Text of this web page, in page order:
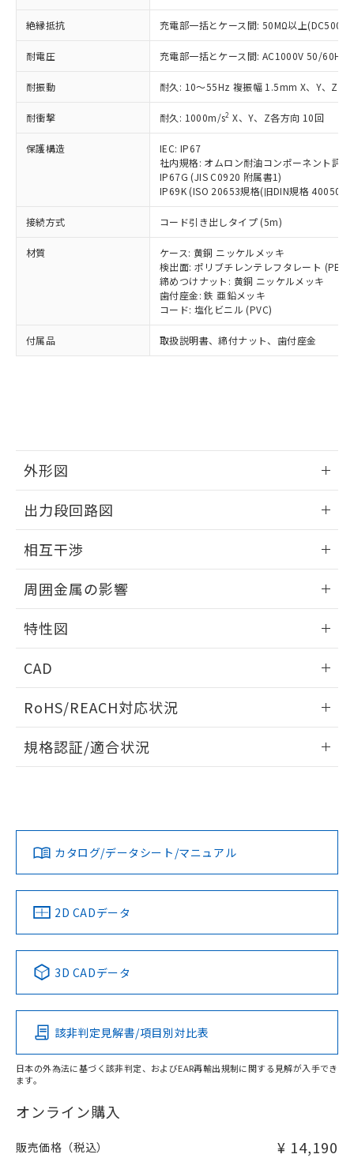
絶縁抵抗 充電部一括とケース間: 50MΩ以上(DC500V
耐電圧 充電部一括とケース間: AC1000V 50/60Hz
耐振動 耐久: 10～55Hz 複振幅 1.5mm X、Y、Z各
耐衝撃 耐久: 1000m/s2 X、Y、Z各方向 10回
保護構造
IEC: IP67
社内規格: オムロン耐油コンポーネント評
IP67G (JIS C0920 附属書1)
IP69K (ISO 20653規格(旧DIN規格 40050
接続方式 コード引き出しタイプ (5m)
材質
ケース: 黄銅 ニッケルメッキ
検出面: ポリブチレンテレフタレート (PBT)
締めつけナット: 黄銅 ニッケルメッキ
歯付座金: 鉄 亜鉛メッキ
コード: 塩化ビニル (PVC)
付属品 取扱説明書、締付ナット、歯付座金
外形図
外形図
出力段回路図
出力段回路図
タイムチャート
相互干渉
相互干渉
A: 350mm以上、B: 300mm以上
周囲金属の影響
周囲金属の影響
以上、n: 120mm以上
特性図
検出物体の大きさと材質による影響
検出領域
CAD
ドすることができます。
ログイン/会員登録
ダウンロードデータをご利用いただく前に、以下を必ずお読
みください。
ソフトウェアの使用条件
RoHS/REACH対応状況
EU RoHS 注意事項・凡例
対応済み
中国 RoHS 注意事項・凡例
Pb Hg Cd Cr(VI)
O
在庫等で未対応品が混在する可能性があります。
問い合わせください。
規格認証/適合状況
LR型式承認
（イギリス
船舶規格）
DNV型式承認
（ノルウェー
BV型式承認
（フランス
KR型式
（韓国
No No No No
この製品の規格認証/適合状況ページへ
その他の認証はこちらのページからご検索ください
カタログ/データシート/マニュアル
2D CADデータ
3D CADデータ
該非判定見解書/項目別対比表
日本の外為法に基づく該非判定、およびEAR再輸出規制に関する見解が入手でき
ます。
オンライン購入
販売価格（税込） ¥ 14,190
在庫状況および標準価格照会結果は、
タに基づき作成されるものであり、閲
覧された時点での実際の在庫および標
準価格とは異なる場合があることをご
了承ください。
正式な納期状況および標準価格はお客
様のお取引先、またはお客様担当のオ
ムロン制御機器販売店・当社販売員に
ご相談ください。
オムロン制御機器販売店や当社販売拠
販売ネットワーク
」をご確認
在庫状況および標準価格結果を当社の
事前の承諾なく第三者に漏洩または開
示しないようお願いします。
マイパーツ機能（部品リスト作成サー
ビス）をご利用いただくには、I-Web
メンバーズにご登録されている必要が
お客様が当ウェブサイト上で当社にご
※当社の共同利用者とは、"個人情報
指します。
むを得ず変更することがあります。
*EU RoHS指令（10物質）：
鉛(Pb) 1000ppm以下、 水銀(Hg) 1000ppm以下、 カド
類(PBB) 1000ppm以下、ポリ臭化ジフェニルエーテル類
(PBDE) 1000ppm以下、フタル酸ビス(2-エチルヘキシ
ル) (DEHP)(別名：DOP) 1000ppm以下、フタル酸ブチ
ルベンジル（BBP） 1000ppm以下、フタル酸ジブチル
(DIBP) 1000ppm以下
但し、RoHS指令で産業用監視および制御機器に対する
フタル酸エステル類の４物質については閾値を超える意
図的な使用がないことを確認しています。
部品在庫の切り替え状況などにより、予定
月が前後することがあります。
※3 非含有証明書ダウンロード
51物質の非含有証明書（当社基準）
※本証明書は発行日時点で非含有を証明す
るもので、過去に遡って非含有を証明する
ものではありません。
また、RoHS指令のフタル酸エステル類４
物質の対応では、対応完了までの期間は出
荷製品に未対応品が混在することから備考
既に当社にて対応品への在庫切替を完了
していることから、特段のことがない限
り、2022年1月12日より割愛しておりま
「－」：未確認です。当社販売部門へお問
い合わせください。
*中国RoHS10物質の基準値 (GB/T26572)：
Pb(鉛) :1000ppm、 Hg(水銀) : 1000ppm、 Cd(カドミウ
Cr(Ⅵ)(六価クロム) : 1000ppm、 PBBs(ポリ臭化ビフェ
ニル類) : 1000ppm、 PBDEs(ポリ臭化ジフェニルエーテ
ル) : 1000ppm、
DEHP(フタル酸ビス(2-エチルヘキシル)) : 1000ppm
※2 環境保護使用期限
「ｅ」：有害物質（10物質）のすべてが基
準値以下であることを示します。
「10」：通常の使用状況下において有害物
質が外部に漏えいし、環境に深刻な影響を
及ぼさない年数を意味します。
「－」：未確認です。当社販売部門へお問
い合わせください。
為替および外国貿易法に定める商品
（以下｢規制貨物等」という）を輸出
または国外への提供する場合は、日本
国政府の輸出許可(または役務取引許
可)を取得するなどの必要な手続きを
当社は規制貨物を破棄する場合は、完
全に破砕するなど、違法に輸出されな
いよう必要な手段を講じます。
当社は貴社製品を、核兵器、ミサイ
ル、化学兵器、生物兵器またはその他
武器並びにこれらの製造装置等に一切
当社は、貴社製品を第三者に販売する
場合は、上記1、2および3の内容を当
該第三者に通知します。また当社は、
販売先および販売に係わる関係者が違
法に輸出するおそれがある場合は、取
り引きをいたしません。
一定数以上の在庫あり
一定数には満たないが在庫あり
在庫なし(最新の在庫状況につ
いては、お客様のお取引先、ま
たはお客様担当のオムロン制御
機器販売店・当社販売員にご確
認ください)
受注生産機種、また在庫状況の
情報を公開していない機種